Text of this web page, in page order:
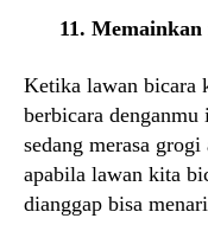
11.
Ketika lawan bicara
berbicara
sedang merasa grogi
apabila lawan kita
dianggap bisa